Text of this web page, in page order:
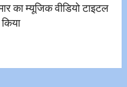
का म्यूजिक वीडियो टाइटल